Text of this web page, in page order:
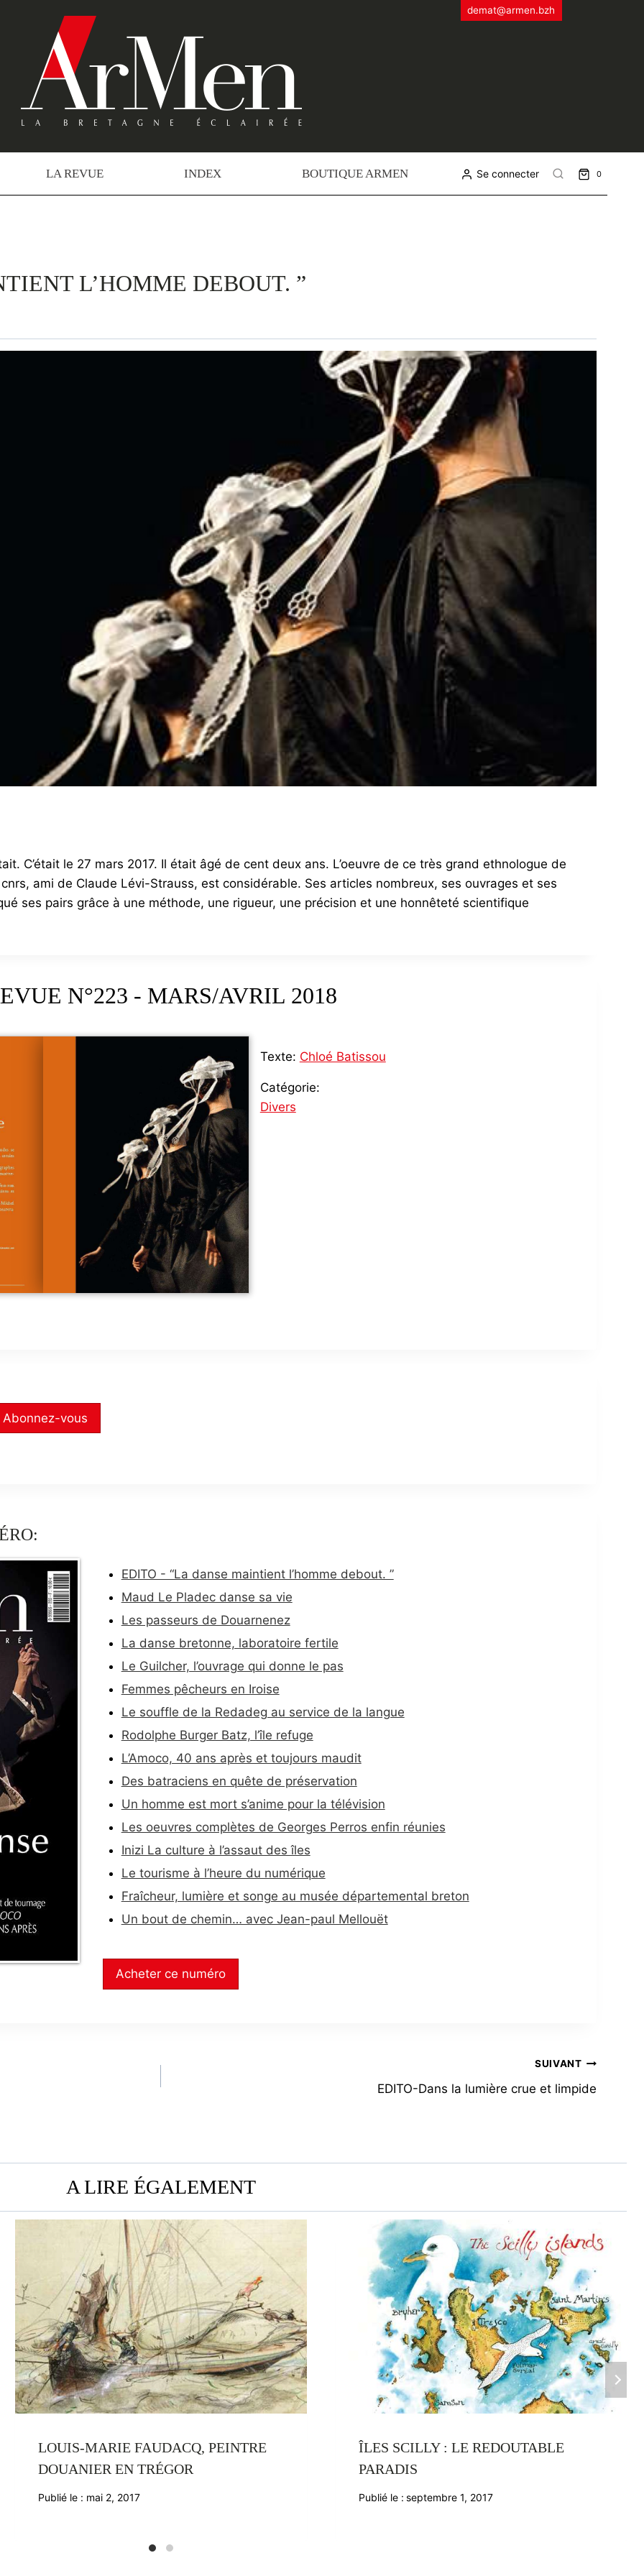
demat@armen.bzh
LA REVUE INDEX BOUTIQUE ARMEN Se connecter 0
L’HOMME DEBOUT. ”
C’était le 27 mars 2017. Il était âgé de cent deux ans. L’oeuvre de ce très grand ethnologue de
ami de Claude Lévi-Strauss, est considérable. Ses articles nombreux, ses ouvrages et ses
ses pairs grâce à une méthode, une rigueur, une précision et une honnêteté scientifique
N°223 - MARS/AVRIL 2018
Texte: Chloé Batissou
Catégorie:
Divers
Abonnez-vous
EDITO - “La danse maintient l’homme debout. ”
Maud Le Pladec danse sa vie
Les passeurs de Douarnenez
La danse bretonne, laboratoire fertile
Le Guilcher, l’ouvrage qui donne le pas
Femmes pêcheurs en Iroise
Le souffle de la Redadeg au service de la langue
Rodolphe Burger Batz, l’île refuge
L’Amoco, 40 ans après et toujours maudit
Des batraciens en quête de préservation
Un homme est mort s’anime pour la télévision
Les oeuvres complètes de Georges Perros enfin réunies
Inizi La culture à l’assaut des îles
Le tourisme à l’heure du numérique
Fraîcheur, lumière et songe au musée départemental breton
Un bout de chemin… avec Jean-paul Mellouët
Acheter ce numéro
SUIVANT
EDITO-Dans la lumière crue et limpide
A LIRE ÉGALEMENT
LOUIS-MARIE FAUDACQ, PEINTRE
DOUANIER EN TRÉGOR
Publié le : mai 2, 2017
ÎLES SCILLY : LE REDOUTABLE
PARADIS
Publié le : septembre 1, 2017